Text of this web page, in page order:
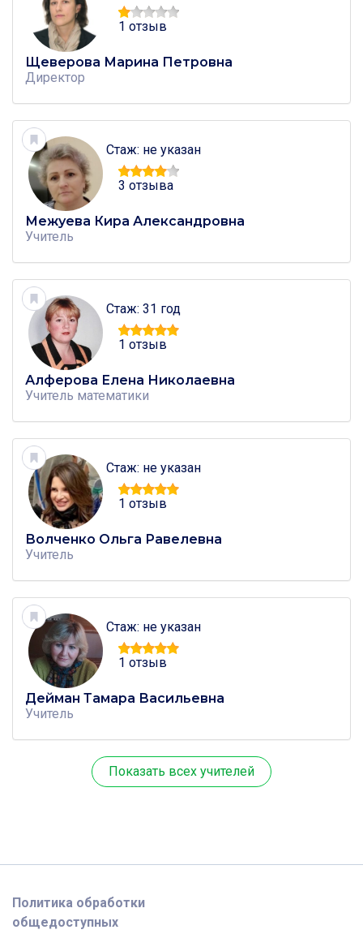
1 отзыв
Щеверова Марина Петровна
Директор
Стаж: не указан
3 отзыва
Межуева Кира Александровна
Учитель
Стаж: 31 год
1 отзыв
Алферова Елена Николаевна
Учитель математики
Стаж: не указан
1 отзыв
Волченко Ольга Равелевна
Учитель
Стаж: не указан
1 отзыв
Дейман Тамара Васильевна
Учитель
Показать всех учителей
Политика обработки
общедоступных